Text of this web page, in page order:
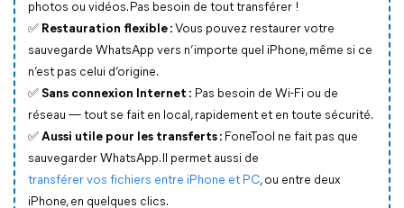
photos ou vidéos. Pas besoin de tout transférer !
✅ Restauration flexible : Vous pouvez restaurer votre
sauvegarde WhatsApp vers n’importe quel iPhone, même si ce
n’est pas celui d’origine.
✅ Sans connexion Internet : Pas besoin de Wi-Fi ou de
réseau — tout se fait en local, rapidement et en toute sécurité.
✅ Aussi utile pour les transferts : FoneTool ne fait pas que
sauvegarder WhatsApp. Il permet aussi de
transférer vos fichiers entre iPhone et PC, ou entre deux
iPhone, en quelques clics.